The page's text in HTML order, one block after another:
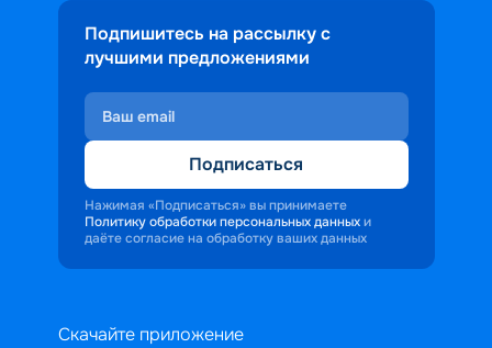
Подпишитесь на рассылку с
лучшими предложениями
Подписаться
Нажимая «Подписаться» вы принимаете
Политику обработки персональных данных и
даёте согласие на обработку ваших данных
Скачайте приложение